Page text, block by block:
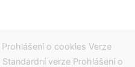
Prohlášení o cookies Verze
Standardní verze Prohlášení o